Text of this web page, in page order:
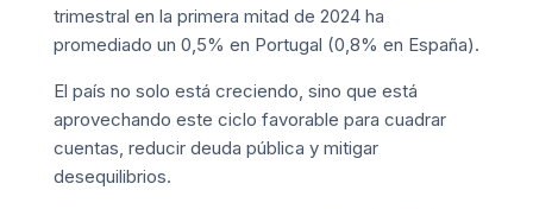
trimestral en la primera mitad de 2024 ha
promediado un 0,5% en Portugal (0,8% en España).
El país no solo está creciendo, sino que está
aprovechando este ciclo favorable para cuadrar
cuentas, reducir deuda pública y mitigar
desequilibrios.